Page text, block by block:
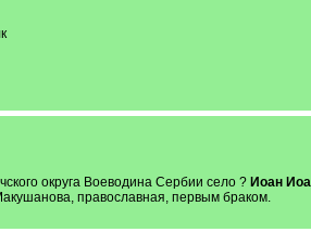
округа Воеводина Сербии село ? Иоан
православная, первым браком.